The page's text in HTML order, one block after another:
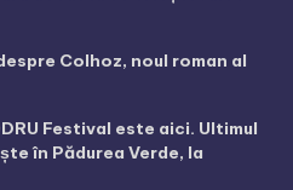
Colhoz, noul roman al
Festival este aici. Ultimul
în Pădurea Verde, la